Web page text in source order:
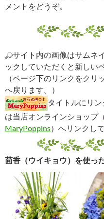
メントをどうぞ。
サイト内の画像はサムネ
ックしていただくと新しい
（ページ下のリンクをク
へ戻ります。）
タイトルにリ
は当店オンラインショップ
MaryPoppins）へリンクし
茴香（ウイキョウ）を使っ